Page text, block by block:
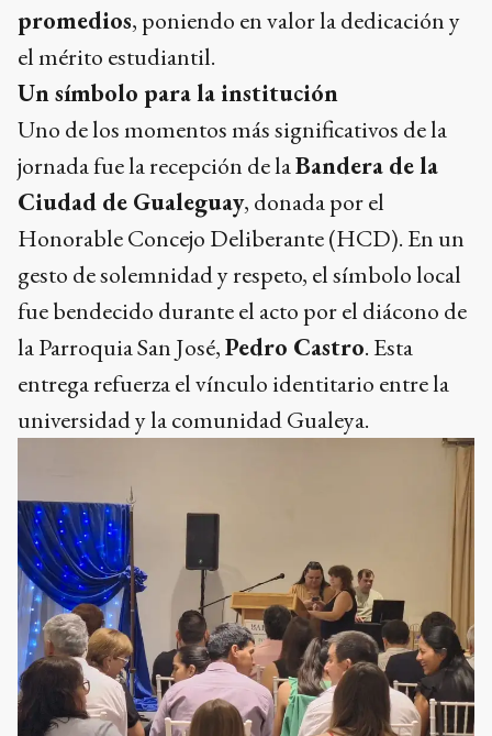
promedios, poniendo en valor la dedicación y
el mérito estudiantil.
Un símbolo para la institución
Uno de los momentos más significativos de la
jornada fue la recepción de laBandera de la
Ciudad de Gualeguay, donada por el
Honorable Concejo Deliberante (HCD). En un
gesto de solemnidad y respeto, el símbolo local
fue bendecido durante el acto por el diácono de
la Parroquia San José,Pedro Castro. Esta
entrega refuerza el vínculo identitario entre la
universidad y la comunidad Gualeya.